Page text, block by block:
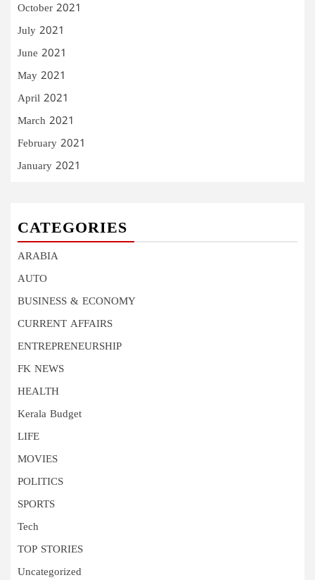
October 2021
July 2021
June 2021
May 2021
April 2021
March 2021
February 2021
January 2021
CATEGORIES
ARABIA
AUTO
BUSINESS & ECONOMY
CURRENT AFFAIRS
ENTREPRENEURSHIP
FK NEWS
HEALTH
Kerala Budget
LIFE
MOVIES
POLITICS
SPORTS
Tech
TOP STORIES
Uncategorized